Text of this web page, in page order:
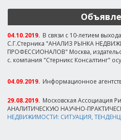
04.10.2019. В связи с 10-летием
С.Г.Стерника "АНАЛИЗ РЫНКА
ПРОФЕССИОНАЛОВ" Москва,
с. компания "Стерникс Консалтинг"
04.09.2019. Информационное
29.08.2019. Московская Ассоциация
АНАЛИТИЧЕСКУЮ НАУЧНО-
НЕДВИЖИМОСТИ: СИТУАЦИЯ,